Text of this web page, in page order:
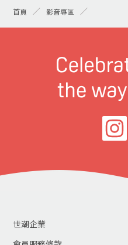
首頁 影音專區
世潮企業